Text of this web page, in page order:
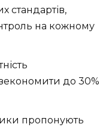
стандартів,
на кожному
до 30%
пропонують